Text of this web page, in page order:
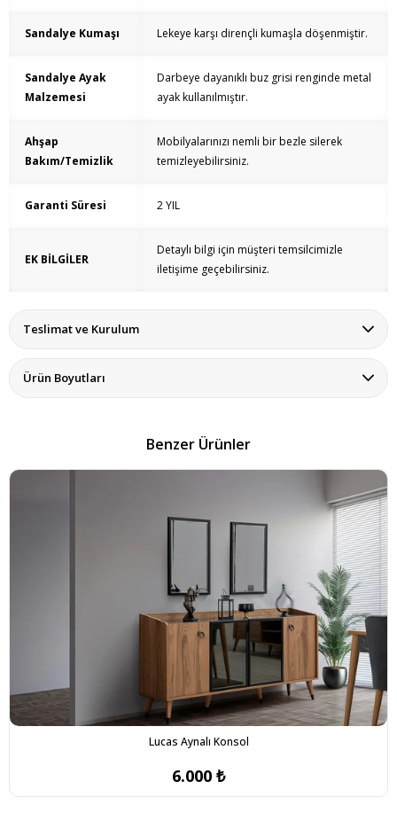
Sandalye Kumaşı Lekeye karşı dirençli kumaşla döşenmiştir.
Sandalye Ayak
Malzemesi
Darbeye dayanıklı buz grisi renginde metal
ayak kullanılmıştır.
Ahşap
Bakım/Temizlik
Mobilyalarınızı nemli bir bezle silerek
temizleyebilirsiniz.
Garanti Süresi 2 YIL
EK BİLGİLER
Detaylı bilgi için müşteri temsilcimizle
iletişime geçebilirsiniz.
Teslimat ve Kurulum
Ürün Boyutları
Benzer Ürünler
Lucas Aynalı Konsol
6.000 ₺